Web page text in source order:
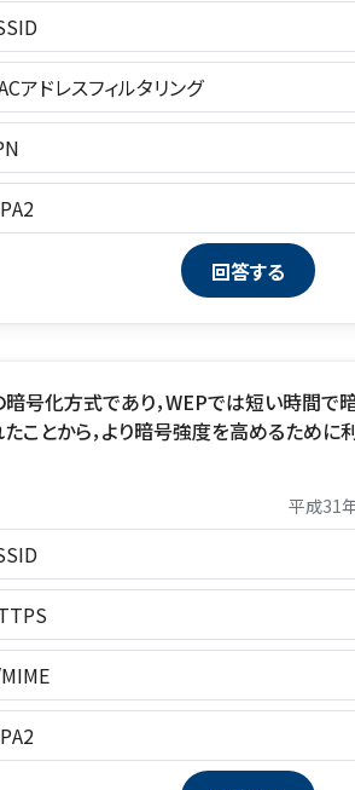
アドレスフィルタリング
号化方式であり，WEPでは短い時間で
ことから，より暗号強度を高めるため
平成31